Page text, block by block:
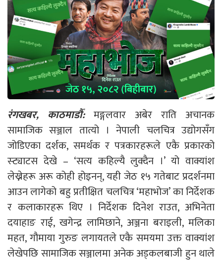
रंगखबर, काठमाडौँ: मङ्गलवार अबेर राति अचानक
सामाजिक सञ्जाल तात्यो । नेपाली चलचित्र उद्योगसँग
जोडिएका दर्शक, समर्थक र पत्रकारहरूले एकै प्रकारको
स्ट्याटस देखे – ‘सत्य कहिल्यै लुक्दैन ।’ यो वाक्यांश
लेख्नेहरू अरू कोही होइनन्, यही जेठ १५ गतेबाट प्रदर्शनमा
आउन लागेको बहु प्रतीक्षित चलचित्र ‘महाभोज’ का निर्देशक
र कलाकारहरू थिए । निर्देशक दिनेश राउत, अभिनेता
दयाहाङ राई, खगेन्द्र लामिछाने, अञ्जना बराइली, मलिका
महत, गौमाया गुरुङ लगायतले एकै समयमा उक्त वाक्यांश
लेखेपछि सामाजिक सञ्जालमा अनेक अड्कलबाजी हुन थाले